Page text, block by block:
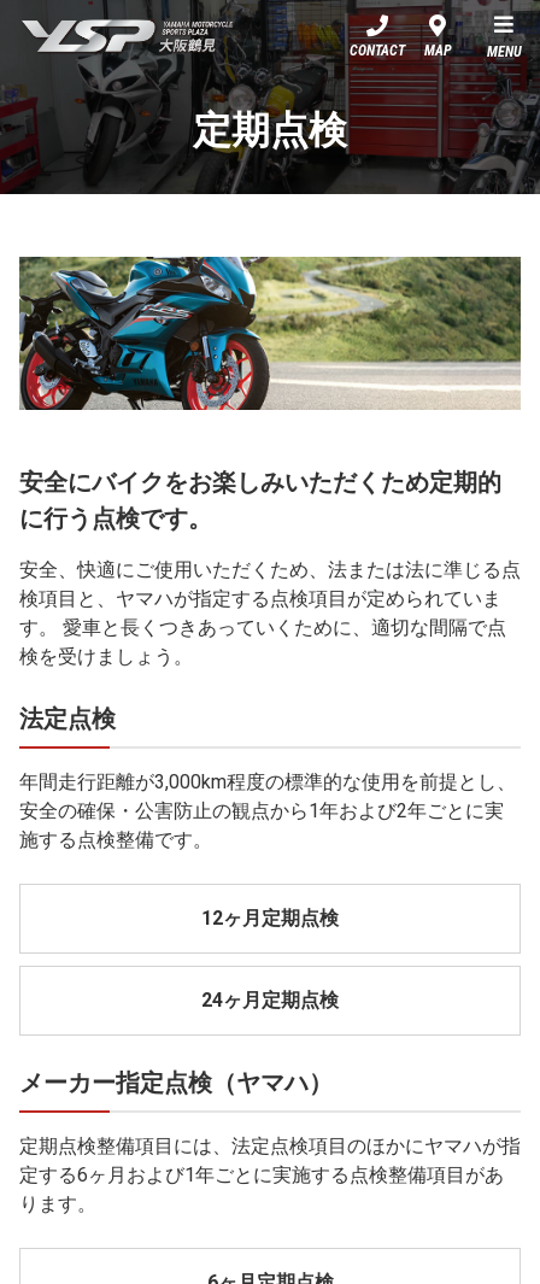
YSP大阪鶴見
CONTACT MAP MENU
定期点検
安全にバイクをお楽しみいただくため定期的
に行う点検です。
安全、快適にご使用いただくため、法または法に準じる点
検項目と、ヤマハが指定する点検項目が定められていま
す。 愛車と長くつきあっていくために、適切な間隔で点
検を受けましょう。
法定点検
年間走行距離が3,000km程度の標準的な使用を前提とし、
安全の確保・公害防止の観点から1年および2年ごとに実
施する点検整備です。
12ヶ月定期点検
24ヶ月定期点検
メーカー指定点検（ヤマハ）
定期点検整備項目には、法定点検項目のほかにヤマハが指
定する6ヶ月および1年ごとに実施する点検整備項目があ
ります。